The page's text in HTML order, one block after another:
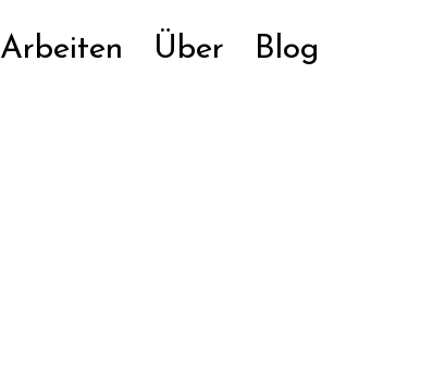
Arbeiten Über Blog